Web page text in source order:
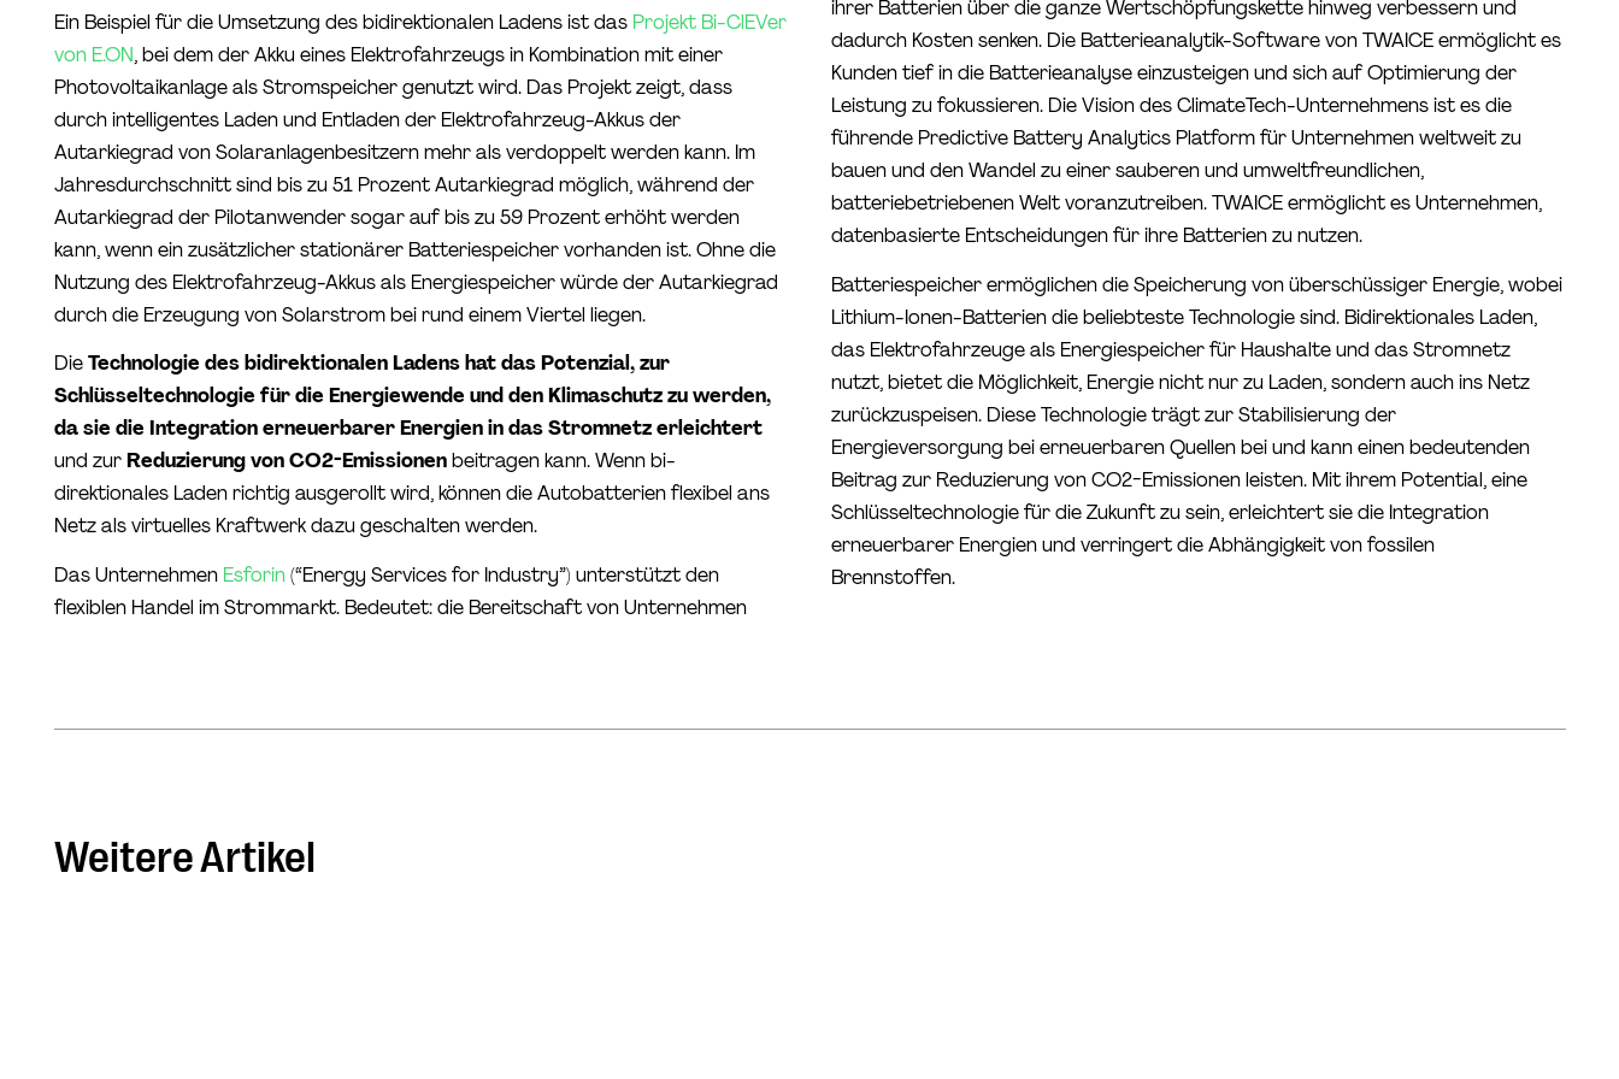
Ein Beispiel für die Umsetzung des bidirektionalen Ladens ist dasProjekt Bi-ClEVer
von E.ON, bei dem der Akku eines Elektrofahrzeugs in Kombination mit einer
Photovoltaikanlage als Stromspeicher genutzt wird. Das Projekt zeigt, dass
durch intelligentes Laden und Entladen der Elektrofahrzeug-Akkus der
Autarkiegrad von Solaranlagenbesitzern mehr als verdoppelt werden kann. Im
Jahresdurchschnitt sind bis zu 51 Prozent Autarkiegrad möglich, während der
Autarkiegrad der Pilotanwender sogar auf bis zu 59 Prozent erhöht werden
kann, wenn ein zusätzlicher stationärer Batteriespeicher vorhanden ist. Ohne die
Nutzung des Elektrofahrzeug-Akkus als Energiespeicher würde der Autarkiegrad
durch die Erzeugung von Solarstrom bei rund einem Viertel liegen.
DieTechnologie des bidirektionalen Ladens hat das Potenzial, zur
Schlüsseltechnologie für die Energiewende und den Klimaschutz zu werden,
da sie die Integration erneuerbarer Energien in das Stromnetz erleichtert
und zurReduzierung von CO2-Emissionenbeitragen kann. Wenn bi-
direktionales Laden richtig ausgerollt wird, können die Autobatterien flexibel ans
Netz als virtuelles Kraftwerk dazu geschalten werden.
Das Unternehmen Esforin(“Energy Services for Industry”) unterstützt den
flexiblen Handel im Strommarkt. Bedeutet: die Bereitschaft von Unternehmen
ihrer Batterien über die ganze Wertschöpfungskette hinweg verbessern und
dadurch Kosten senken. Die Batterieanalytik-Software von TWAICE ermöglicht es
Kunden tief in die Batterieanalyse einzusteigen und sich auf Optimierung der
Leistung zu fokussieren. Die Vision des ClimateTech-Unternehmens ist es die
führende Predictive Battery Analytics Platform für Unternehmen weltweit zu
bauen und den Wandel zu einer sauberen und umweltfreundlichen,
batteriebetriebenen Welt voranzutreiben. TWAICE ermöglicht es Unternehmen,
datenbasierte Entscheidungen für ihre Batterien zu nutzen.
Batteriespeicher ermöglichen die Speicherung von überschüssiger Energie, wobei
Lithium-Ionen-Batterien die beliebteste Technologie sind. Bidirektionales Laden,
das Elektrofahrzeuge als Energiespeicher für Haushalte und das Stromnetz
nutzt, bietet die Möglichkeit, Energie nicht nur zu Laden, sondern auch ins Netz
zurückzuspeisen. Diese Technologie trägt zur Stabilisierung der
Energieversorgung bei erneuerbaren Quellen bei und kann einen bedeutenden
Beitrag zur Reduzierung von CO2-Emissionen leisten. Mit ihrem Potential, eine
Schlüsseltechnologie für die Zukunft zu sein, erleichtert sie die Integration
erneuerbarer Energien und verringert die Abhängigkeit von fossilen
Brennstoffen.
Weitere Artikel